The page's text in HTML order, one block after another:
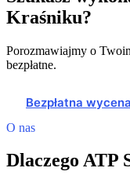
Kraśniku?
Porozmawiajmy o
bezpłatne.
Bezpłatna
O nas
Dlaczego ATP